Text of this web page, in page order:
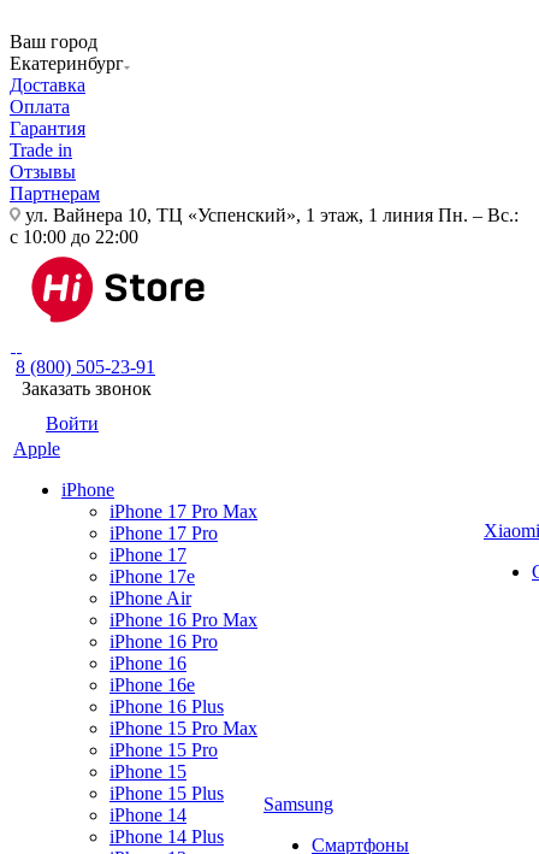
Ваш город
Екатеринбург
Доставка
Оплата
Гарантия
Trade in
Отзывы
Партнерам
ул. Вайнера 10, ТЦ «Успенский», 1 этаж, 1 линия Пн. – Вс.:
с 10:00 до 22:00
8 (800) 505-23-91
Заказать звонок
Войти
Apple
iPhone
iPhone 17 Pro Max
iPhone 17 Pro
iPhone 17
iPhone 17e
iPhone Air
iPhone 16 Pro Max
iPhone 16 Pro
iPhone 16
iPhone 16e
iPhone 16 Plus
iPhone 15 Pro Max
iPhone 15 Pro
iPhone 15
iPhone 15 Plus
iPhone 14
iPhone 14 Plus
Samsung
Смартфоны
Xiaomi